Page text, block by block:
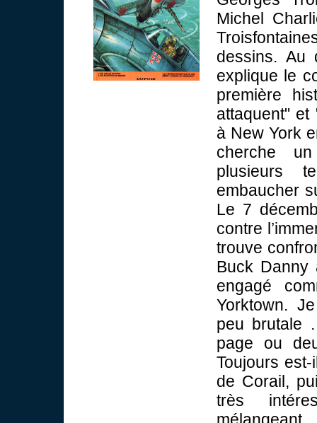
Michel
dessins. Au
explique le
première
attaquent" et
à New York
cherche
plusieurs
embaucher
Le 7
contre
trouve
Buck Danny
engagé
Yorktown.
peu brutale
page ou
Toujours
de Corail,
très